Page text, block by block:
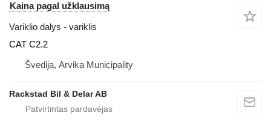
Kaina pagal užklausimą
Variklio dalys - variklis
CAT C2.2
Švedija, Arvika Municipality
Rackstad Bil & Delar AB